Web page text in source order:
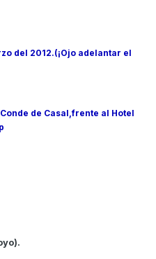
del 2012.(¡Ojo adelantar el
Conde de Casal,frente al Hotel